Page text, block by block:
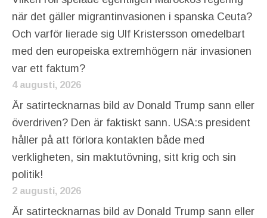
när det gäller migrantinvasionen i spanska Ceuta?
Och varför lierade sig Ulf Kristersson omedelbart
med den europeiska extremhögern när invasionen
var ett faktum?
4 augusti, 2026
Är satirtecknarnas bild av Donald Trump sann eller
överdriven? Den är faktiskt sann. USA:s president
håller på att förlora kontakten både med
verkligheten, sin maktutövning, sitt krig och sin
politik!
2 augusti, 2026
Är satirtecknarnas bild av Donald Trump sann eller